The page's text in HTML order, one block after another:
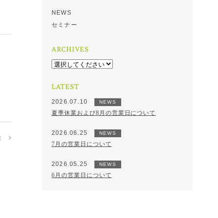
NEWS
セミナー
ARCHIVES
LATEST
2026.07.10 NEWS
夏季休業および8月の営業日について
2026.06.25 NEWS
7月の営業日について
2026.05.25 NEWS
6月の営業日について